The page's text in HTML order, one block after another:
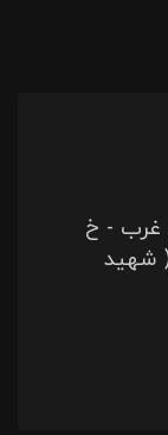
غرب - خ
- خ ۲۱ شرقی ( شهید